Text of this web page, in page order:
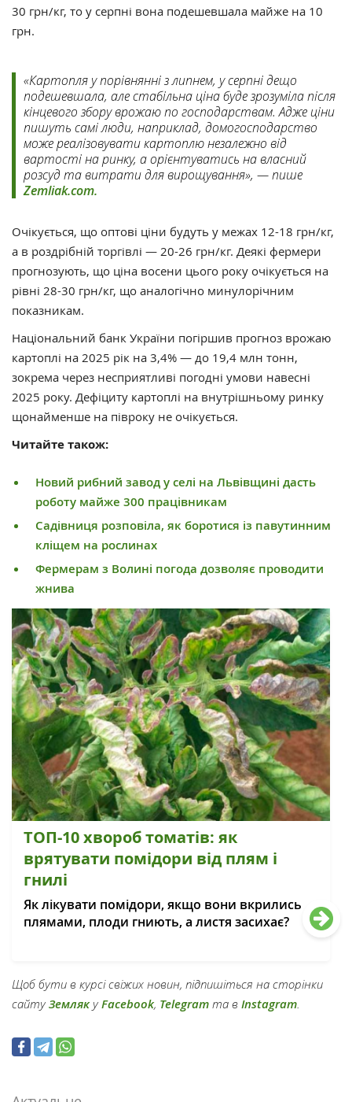
30 грн/кг, то у серпні вона подешевшала майже на 10
грн.
«Картопля у порівнянні з липнем, у серпні дещо
подешевшала, але стабільна ціна буде зрозуміла після
кінцевого збору врожаю по господарствам. Адже ціни
пишуть самі люди, наприклад, домогосподарство
може реалізовувати картоплю незалежно від
вартості на ринку, а орієнтуватись на власний
розсуд та витрати для вирощування», — пише
Zemliak.com.
Очікується, що оптові ціни будуть у межах 12-18 грн/кг,
а в роздрібній торгівлі — 20-26 грн/кг. Деякі фермери
прогнозують, що ціна восени цього року очікується на
рівні 28-30 грн/кг, що аналогічно минулорічним
показникам.
Національний банк України погіршив прогноз врожаю
картоплі на 2025 рік на 3,4% — до 19,4 млн тонн,
зокрема через несприятливі погодні умови навесні
2025 року. Дефіциту картоплі на внутрішньому ринку
щонайменше на півроку не очікується.
Читайте також:
Новий рибний завод у селі на Львівщині дасть
роботу майже 300 працівникам
Садівниця розповіла, як боротися із павутинним
кліщем на рослинах
Фермерам з Волині погода дозволяє проводити
жнива
ТОП-10 хвороб томатів: як
врятувати помідори від плям і
гнилі
Як лікувати помідори, якщо вони вкрились
плямами, плоди гниють, а листя засихає?
Щоб бути в курсі свіжих новин, підпишіться на сторінки
сайтуЗемлякуFacebook, Telegram та в Instagram.